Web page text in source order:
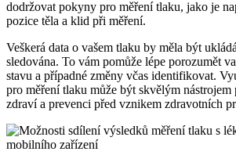
dodržovat pokyny pro měření tlaku, jako je
pozice těla a klid při měření.
Veškerá data o vašem tlaku by měla být
sledována. To vám pomůže lépe porozumět
stavu a případné změny včas identifikovat.
pro měření tlaku může být skvělým nástrojem
zdraví a prevenci před vznikem zdravotních